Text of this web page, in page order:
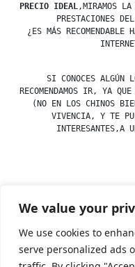
We value your
We use cookies to
serve personalized ads
PRECIO IDEAL ,MIRAMOS
PRESTACIONES
¿ES MÁS RECOMENDABLE
SI CONOCES ALGÚN
RECOMENDAMOS IR, YA
(NO EN LOS CHINOS
VIVENCIA, Y TE
INTERESANTES,A
by
Posted
Cuarzo,Geoda